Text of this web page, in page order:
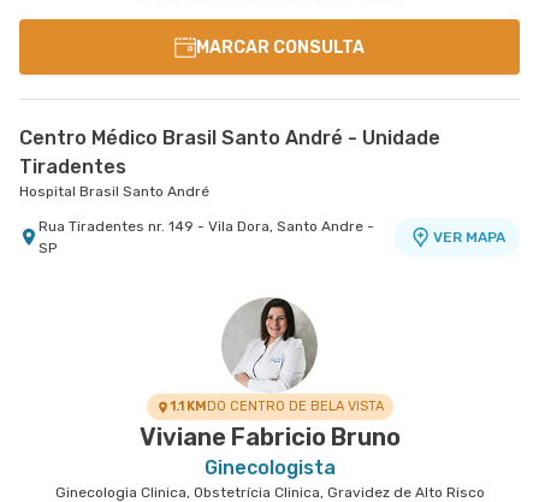
MARCAR CONSULTA
Centro Médico Brasil Santo André - Unidade
Tiradentes
Hospital Brasil Santo André
Rua Tiradentes nr. 149 - Vila Dora, Santo Andre -
SP
VER MAPA
1.1 KMDO CENTRO DE BELA VISTA
Viviane Fabricio Bruno
Ginecologista
Ginecologia Clinica, Obstetrícia Clinica, Gravidez de Alto Risco